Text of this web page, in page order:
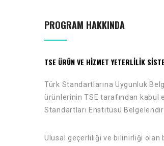
PROGRAM HAKKINDA
TSE ÜRÜN VE HIZMET YETERLILIK
Türk Standartlarına Uygunluk
ürünlerinin TSE tarafından kabul
Standartları Enstitüsü
Ulusal geçerliliği ve bilinirliği